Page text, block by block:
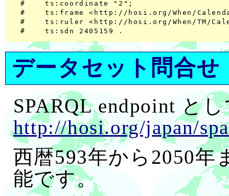
  #    ts:coordinate "2";
#    ts:frame <http://hosi.org/When/
#    ts:ruler <http://hosi.org/When/TM/
データセット問合せ
SPARQL endpoint と
http://hosi.org/japan/
西暦593年から2050年
能です。